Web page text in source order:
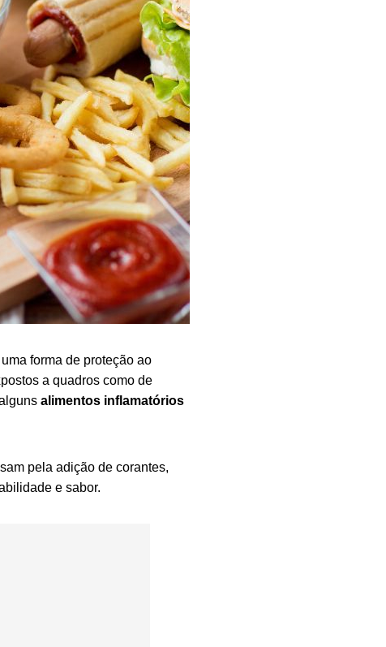
forma de proteção ao
a quadros como de
alimentos inflamatórios
pela adição de corantes,
e sabor.